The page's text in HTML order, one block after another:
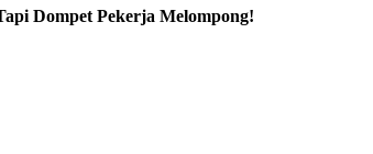
Dompet Pekerja Melompong!